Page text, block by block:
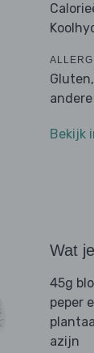
Bekijk
Wat
45g
peper
azijn